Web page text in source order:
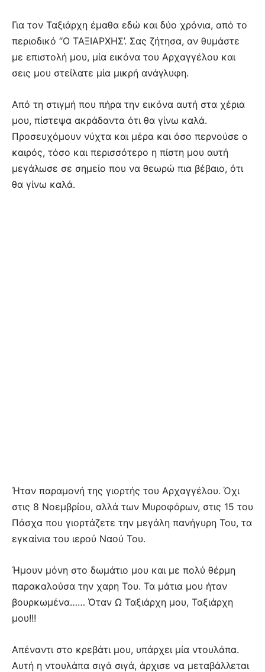
Για τον Ταξιάρχη έμαθα εδώ και δύο χρόνια, από το
περιοδικό “Ο ΤΑΞΙΑΡΧΗΣ’. Σας ζήτησα, αν θυμάστε
με επιστολή μου, μία εικόνα του Αρχαγγέλου και
σεις μου στείλατε μία μικρή ανάγλυφη.
Από τη στιγμή που πήρα την εικόνα αυτή στα χέρια
μου, πίστεψα ακράδαντα ότι θα γίνω καλά.
Προσευχόμουν νύχτα και μέρα και όσο περνούσε ο
καιρός, τόσο και περισσότερο η πίστη μου αυτή
μεγάλωσε σε σημείο που να θεωρώ πια βέβαιο, ότι
θα γίνω καλά.
Ήταν παραμονή της γιορτής του Αρχαγγέλου. Όχι
στις 8 Νοεμβρίου, αλλά των Μυροφόρων, στις 15 του
Πάσχα που γιορτάζετε την μεγάλη πανήγυρη Του, τα
εγκαίνια του ιερού Ναού Του.
Ήμουν μόνη στο δωμάτιο μου και με πολύ θέρμη
παρακαλούσα την χαρη Του. Τα μάτια μου ήταν
βουρκωμένα…… Όταν Ω Ταξιάρχη μου, Ταξιάρχη
μου!!!
Απέναντι στο κρεβάτι μου, υπάρχει μία ντουλάπα.
Αυτή η ντουλάπα σιγά σιγά, άρχισε να μεταβάλλεται